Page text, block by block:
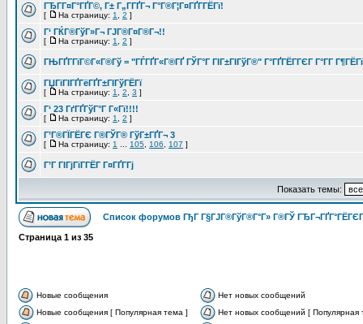
ГЂГ­Г¤Г°ГҐГ©, Г± Г„Г­ГҐГ¬ Г°Г®Г¦Г¤ГҐГ­ГЁГї!
[ На страницу: 1 2 ]
Г‘ ГЌГ®ГўГ»Г¬ ГЈГ®Г¤Г®Г¬!!
[ На страницу: 1 2 ]
ГЊГҐГ­ГїГ©Г«Г®Гў = "ГЃГҐГ«Г®ГҐ ГЎГ°Г ГІГ±ГІГўГ®" Г°ГҐГЁГ­ГЄГ Г°Г­Г
ГЏГіГІГҐГёГҐГ±ГІГўГЁГї
[ На страницу: 1 2 3 ]
Г‘ 23 ГґГҐГўГ°Г Г«Гї!!!!
[ На страницу: 1 2 ]
Г’Г®ГЇГЁГЄ Г®ГЎГ® ГўГ±ГҐГ¬ 3
[ На страницу: 1 105 106 107 ]
Г’Г ГІГјГїГ­ГЁГ­ Г¤ГҐГ­Гј
Показать темы:
Список форумов ГђГ Г§ГЈГ®ГўГ®Г°Г» Г®ГЎ
Страница 1 из 35
Новые сообщения
Нет новых сообщений
Новые сообщения [ Популярная тема ]
Нет новых сообщений [ Популярная